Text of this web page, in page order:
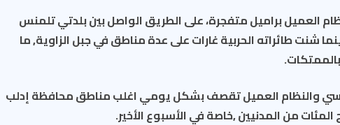
العميل براميل متفجرة، على الطريق الواصل بين ‫بلدتي ‏تلمنس
شنت طائراته الحربية غارات على عدة مناطق في جبل الزاوية, ما
الروسي والنظام العميل تقصف بشكل يومي اغلب مناطق محافظة إدلب
من المدنيين ,خاصة في الأسبوع الأخير.